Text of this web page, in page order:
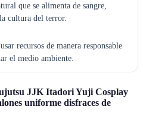
que se alimenta de sangre,
cultura del terror.
recursos de manera responsable
el medio ambiente.
JJK Itadori Yuji Cosplay
uniforme disfraces de